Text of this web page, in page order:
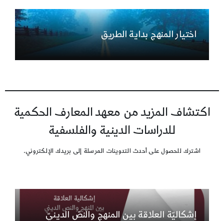
اختيار المنهج بداية الطريق
اكتشاف المزيد من معهد المعارف الحكمية
للدراسات الدينية والفلسفية
اشترك للحصول على أحدث التدوينات المرسلة إلى بريدك الإلكتروني.
إشكاليّة العلاقة بين المنهج والنصّ الدينيّ